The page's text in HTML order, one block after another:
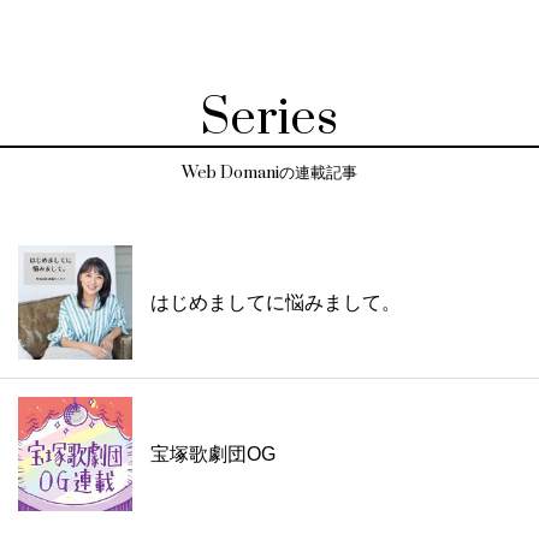
Series
Web Domaniの連載記事
はじめましてに悩みまして。
宝塚歌劇団OG